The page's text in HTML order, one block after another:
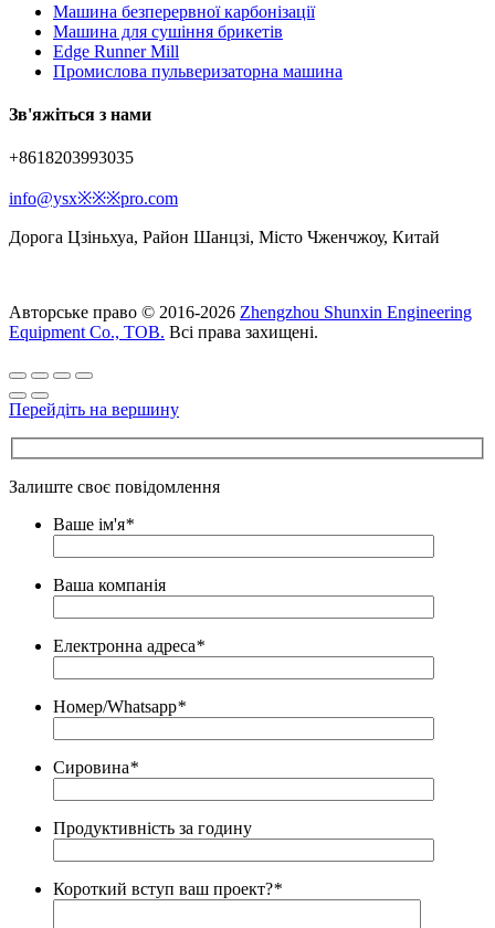
Машина безперервної карбонізації
Машина для сушіння брикетів
Edge Runner Mill
Промислова пульверизаторна машина
Зв'яжіться з нами
+8618203993035
info@ysx※※※pro.com
Дорога Цзіньхуа, Район Шанцзі, Місто Чженчжоу, Китай
Авторське право © 2016-2026 Zhengzhou Shunxin Engineering
Equipment Co., ТОВ. Всі права захищені.
Перейдіть на вершину
Залиште своє повідомлення
Ваше ім'я*
Ваша компанія
Електронна адреса*
Номер/Whatsapp*
Сировина*
Продуктивність за годину
Короткий вступ ваш проект?*